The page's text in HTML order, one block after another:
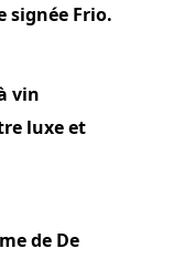
signée Frio.
vin
luxe et
de De